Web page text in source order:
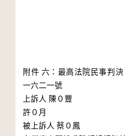
附件 六：最高法院民事判
一六二一號
上訴人 陳０豐
許０月
被上訴人 蔡０鳳